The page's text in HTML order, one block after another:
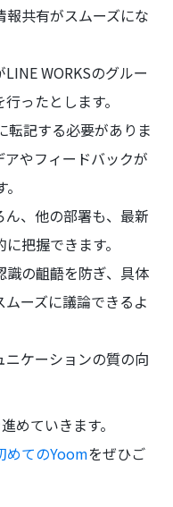
共有がスムーズにな
WORKSのグルー
ったとします。
記する必要がありま
やフィードバックが
ん、他の部署も、最新
把握できます。
識の齟齬を防ぎ、具体
ーズに議論できるよ
ケーションの質の向
めていきます。
めてのYoomをぜひご